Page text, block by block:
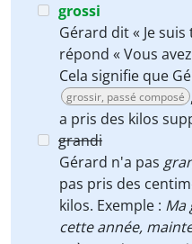
grossi
Gérard dit « Je
répond « Vous
Cela signifie que
grossir, passé composé
a pris des kilos
grandi
Gérard n'a pas
pas pris des
kilos. Exemple : Ma
cette année,